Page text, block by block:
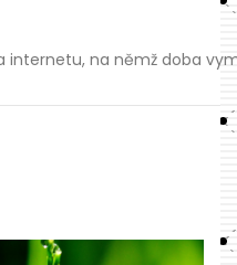
internetu, na němž doba